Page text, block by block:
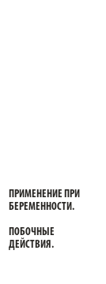
ПРИМЕНЕНИЕ ПРИ
БЕРЕМЕННОСТИ.
ПОБОЧНЫЕ
ДЕЙСТВИЯ.